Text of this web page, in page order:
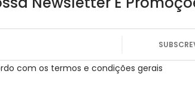
com os termos e condições gerais